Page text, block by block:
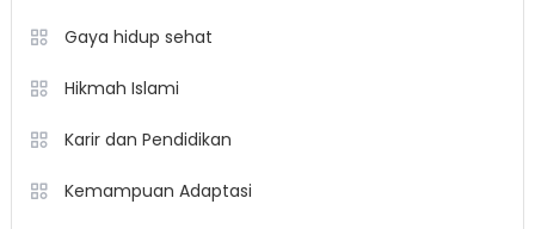
Gaya hidup sehat
Hikmah Islami
Karir dan Pendidikan
Kemampuan Adaptasi